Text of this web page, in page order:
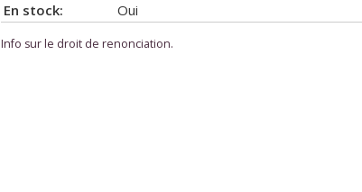
En stock:
Oui
Info sur le droit de renonciation.